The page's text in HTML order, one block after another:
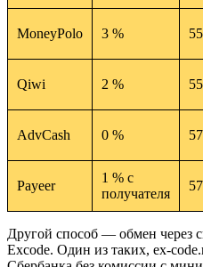
MoneyPolo 3 %
Qiwi 2 %
AdvCash 0 %
Payeer
1 % с
получателя
Другой способ — обмен через
Excode. Один из таких, ex-